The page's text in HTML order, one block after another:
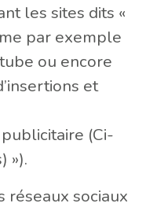
les sites dits «
par exemple
ou encore
et
(Ci-
»).
réseaux sociaux